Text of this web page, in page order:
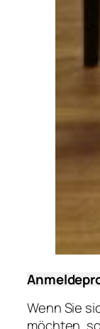
Wenn Sie